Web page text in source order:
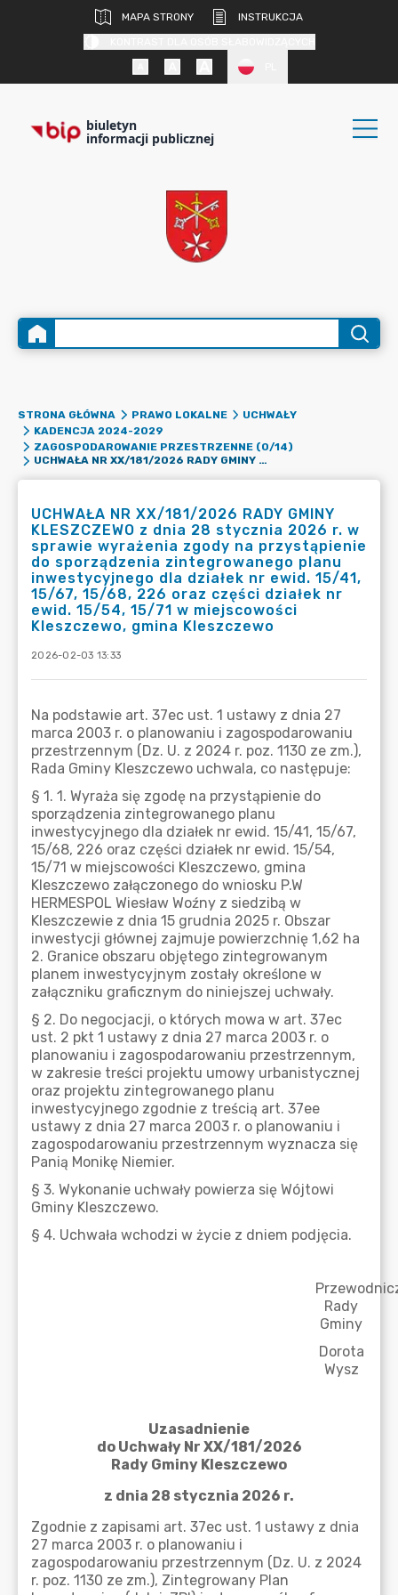
MAPA STRONY
INSTRUKCJA
biuletyn
informacji publicznej
STRONA GŁÓWNA PRAWO LOKALNE
UCHWAŁY
KADENCJA 2024-2029
ZAGOSPODAROWANIE PRZESTRZENNE (0/14)
UCHWAŁA NR XX/181/2026 RADY GMINY KLESZCZEWO Z DNIA 28 STYCZNIA 2026 R. W SPRAWIE WYRAŻENIA ZGODY NA PRZYSTĄPIENIE DO SPORZĄDZENIA ZINTEGROWANEGO PLANU INWESTYCYJNEGO DLA DZIAŁEK NR EWID. 15/41, 15/67, 15/68, 226 ORAZ CZĘŚCI DZIAŁEK NR EWID. 15/54, 15/71 W MIEJSCOWOŚCI KLESZCZEWO, GMINA KLESZCZEWO
UCHWAŁA NR XX/181/2026 RADY GMINY
KLESZCZEWO z dnia 28 stycznia 2026 r. w
sprawie wyrażenia zgody na przystąpienie
do sporządzenia zintegrowanego planu
inwestycyjnego dla działek nr ewid. 15/41,
15/67, 15/68, 226 oraz części działek nr
ewid. 15/54, 15/71 w miejscowości
Kleszczewo, gmina Kleszczewo
2026-02-03 13:33